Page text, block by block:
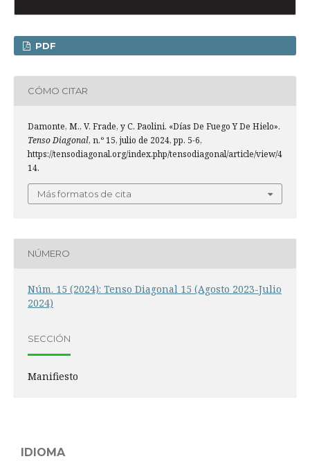
PDF
CÓMO CITAR
Damonte, M., V. Frade, y C. Paolini. «Días De Fuego Y De Hielo».
Tenso Diagonal, n.º 15, julio de 2024, pp. 5-6,
https://tensodiagonal.org/index.php/tensodiagonal/article/view/4
14.
Más formatos de cita
NÚMERO
Núm. 15 (2024): Tenso Diagonal 15 (Agosto 2023-Julio
2024)
SECCIÓN
Manifiesto
IDIOMA